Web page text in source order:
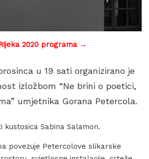
2020 programa →
u 19 sati organizirano je
izložbom “Ne brini o poetici,
umjetnika Gorana Petercola.
kustosica Sabina Salamon.
povezuje Petercolove slikarske